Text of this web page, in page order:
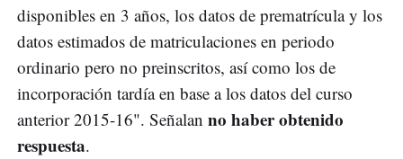
disponibles en 3 años, los datos de prematrícula y los
datos estimados de matriculaciones en periodo
ordinario pero no preinscritos, así como los de
incorporación tardía en base a los datos del curso
anterior 2015-16". Señalan no haber obtenido
respuesta.